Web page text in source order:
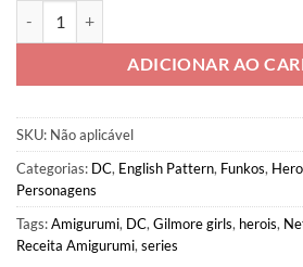
ADICIONAR AO
SKU: Não aplicável
Categorias: DC, English Pattern, Funkos,
Personagens
Tags:Amigurumi, DC, Gilmore girls, herois,
Receita Amigurumi, series